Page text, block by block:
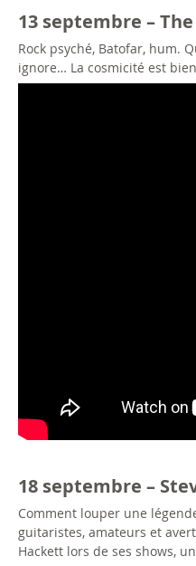
13 septembre –
Rock psyché, Batofar, hum.
ignore… La cosmicité est
18 septembre –
Comment louper une
guitaristes, amateurs et
Hackett lors de ses shows,